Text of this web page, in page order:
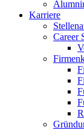
Karriere
Career